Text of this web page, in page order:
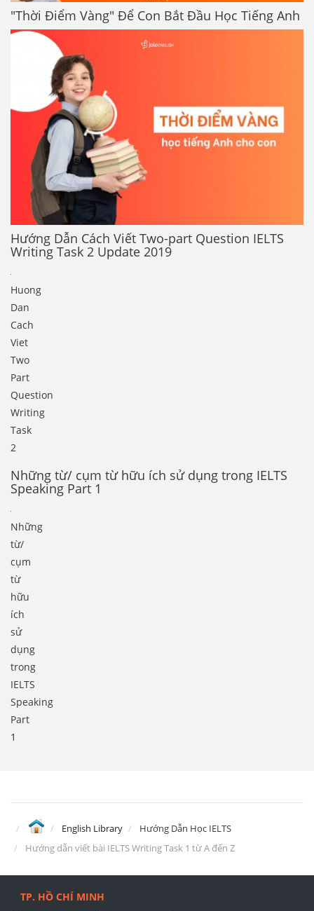
"Thời Điểm Vàng" Để Con Bắt Đầu Học Tiếng Anh
Hướng Dẫn Cách Viết Two-part Question IELTS
Writing Task 2 Update 2019
Huong
Dan
Cach
Viet
Two
Part
Question
Writing
Task
2
Những từ/ cụm từ hữu ích sử dụng trong IELTS
Speaking Part 1
Những
từ/
cụm
từ
hữu
ích
sử
dụng
trong
IELTS
Speaking
Part
1
English Library
Hướng Dẫn Học IELTS
Hướng dẫn viết bài IELTS Writing Task 1 từ A đến Z
TP. HỒ CHÍ MINH